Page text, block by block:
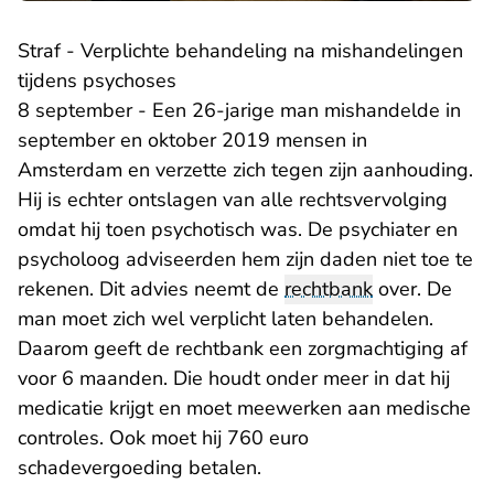
Straf - Verplichte behandeling na mishandelingen
tijdens psychoses
8 september - Een 26-jarige man mishandelde in
september en oktober 2019 mensen in
Amsterdam en verzette zich tegen zijn aanhouding.
Hij is echter ontslagen van alle rechtsvervolging
omdat hij toen psychotisch was. De psychiater en
psycholoog adviseerden hem zijn daden niet toe te
rekenen. Dit advies neemt de rechtbank over. De
man moet zich wel verplicht laten behandelen.
Daarom geeft de rechtbank een zorgmachtiging af
voor 6 maanden. Die houdt onder meer in dat hij
medicatie krijgt en moet meewerken aan medische
controles. Ook moet hij 760 euro
schadevergoeding betalen.